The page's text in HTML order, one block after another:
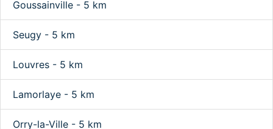
Goussainville - 5 km
Seugy - 5 km
Louvres - 5 km
Lamorlaye - 5 km
Orry-la-Ville - 5 km